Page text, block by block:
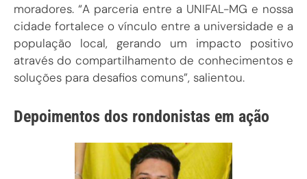
moradores. “A parceria entre a UNIFAL-MG e nossa
cidade fortalece o vínculo entre a universidade e a
população local, gerando um impacto positivo
através do compartilhamento de conhecimentos e
soluções para desafios comuns”, salientou.
Depoimentos dos rondonistas em ação